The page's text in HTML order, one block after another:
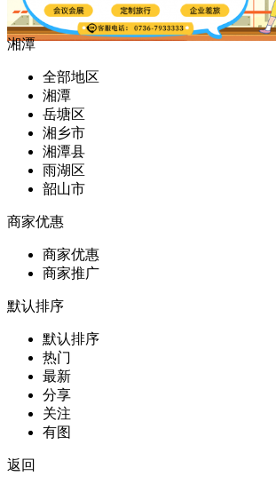
湘潭
全部地区
湘潭
岳塘区
湘乡市
湘潭县
雨湖区
韶山市
商家优惠
商家优惠
商家推广
默认排序
默认排序
热门
最新
分享
关注
有图
返回